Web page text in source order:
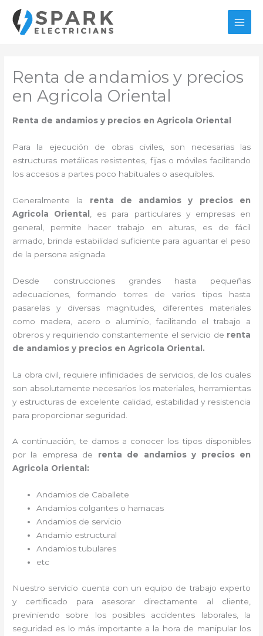
contenido
Renta de andamios y precios
en Agricola Oriental
Renta de andamios y precios en Agricola Oriental
Para la ejecución de obras civiles, son necesarias las
estructuras metálicas resistentes, fijas o móviles facilitando
los accesos a partes poco habituales o asequibles.
Generalmente la renta de andamios y precios en
Agricola Oriental
, es para particulares y empresas en
general, permite hacer trabajo en alturas, es de fácil
armado, brinda estabilidad suficiente para aguantar el peso
de la persona asignada.
Desde construcciones grandes hasta pequeñas
adecuaciones, formando torres de varios tipos hasta
pasarelas y diversas magnitudes, diferentes materiales
como madera, acero o aluminio, facilitando el trabajo a
obreros y requiriendo constantemente el servicio de renta
de andamios y precios en Agricola Oriental.
La obra civil, requiere infinidades de servicios, de los cuales
son absolutamente necesarios los materiales, herramientas
y estructuras de excelente calidad, estabilidad y resistencia
para proporcionar seguridad.
A continuación, te damos a conocer los tipos disponibles
por la empresa de renta de andamios y precios en
Agricola Oriental:
Andamios de Caballete
Andamios colgantes o hamacas
Andamios de servicio
Andamio estructural
Andamios tubulares
etc
Nuestro servicio cuenta con un equipo de trabajo experto
y certificado para asesorar directamente al cliente,
previniendo sobre los posibles accidentes laborales, la
seguridad es lo más importante a la hora de manipular los